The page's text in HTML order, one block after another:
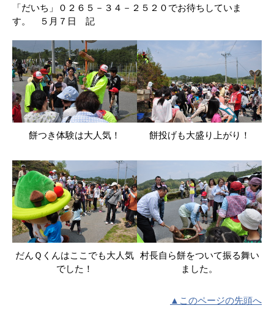
「だいち」０２６５－３４－２５２０でお待ちしていま
す。 ５月７日 記
餅つき体験は大人気！ 餅投げも大盛り上がり！
だんＱくんはここでも大人気
でした！
村長自ら餅をついて振る舞い
ました。
▲このページの先頭へ